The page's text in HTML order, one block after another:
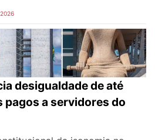
desigualdade de até
pagos a servidores do